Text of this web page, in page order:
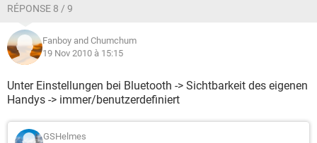
RÉPONSE 8 / 9
Fanboy and Chumchum
19 Nov 2010 à 15:15
Unter Einstellungen bei Bluetooth -> Sichtbarkeit des eigenen
Handys -> immer/benutzerdefiniert
GSHelmes